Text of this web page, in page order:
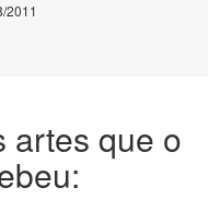
2011
artes que o